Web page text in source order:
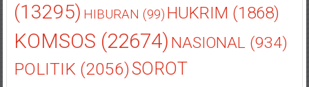
(13295) HIBURAN (99) HUKRIM (1868)
KOMSOS (22674) NASIONAL(934)
POLITIK(2056)SOROT